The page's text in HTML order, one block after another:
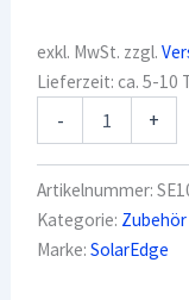
exkl. MwSt. zzgl.
Lieferzeit:ca. 5-10
-
SE1000-
TAMB-
S2
0-
+
Artikelnummer:
Kategorie:
Marke:SolarEdge